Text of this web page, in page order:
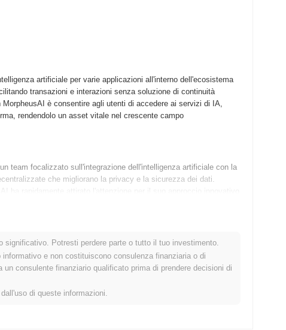
artificiale per varie applicazioni all'interno dell'ecosistema
transazioni e interazioni senza soluzione di continuità
è consentire agli utenti di accedere ai servizi di IA,
rendendolo un asset vitale nel crescente campo
team focalizzato sull'integrazione dell'intelligenza artificiale con la
che migliorano la privacy e la sicurezza dei dati.
ha rapidamente attirato l'attenzione per il suo approccio innovativo
robusto.
alla prossima fase della sua roadmap. Le funzionalità in
le interazioni degli utenti e ad espandere la sua utilità in vari
in sforzi di sviluppo collaborativo, assicurando che il feedback
evolve, mira a consolidare la sua posizione come leader
che l'esperienza utente.
Potresti perdere parte o tutto il tuo investimento.
e non costituiscono consulenza finanziaria o di
consulente finanziario qualificato prima di prendere decisioni di
di queste informazioni.